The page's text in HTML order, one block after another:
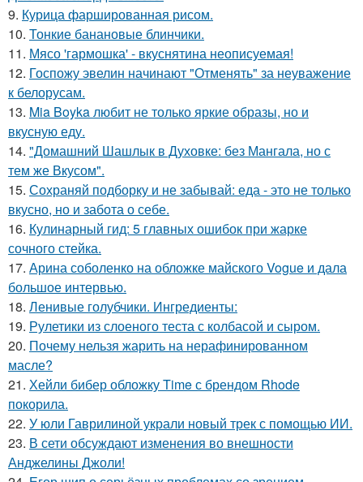
9. Курица фаршированная рисом.
10. Тонкие банановые блинчики.
11. Мясо 'гармошка' - вкуснятина неописуемая!
12. Госпожу эвелин начинают "Отменять" за неуважение
к белорусам.
13. Mia Boyka любит не только яркие образы, но и
вкусную еду.
14. "Домашний Шашлык в Духовке: без Мангала, но с
тем же Вкусом".
15. Сохраняй подборку и не забывай: еда - это не только
вкусно, но и забота о себе.
16. Кулинарный гид: 5 главных ошибок при жарке
сочного стейка.
17. Арина соболенко на обложке майского Vogue и дала
большое интервью.
18. Ленивые голубчики. Ингредиенты:
19. Рулетики из слоеного теста с колбасой и сыром.
20. Почему нельзя жарить на нерафинированном
масле?
21. Хейли бибер обложку Time с брендом Rhode
покорила.
22. У юли Гаврилиной украли новый трек с помощью ИИ.
23. В сети обсуждают изменения во внешности
Анджелины Джоли!